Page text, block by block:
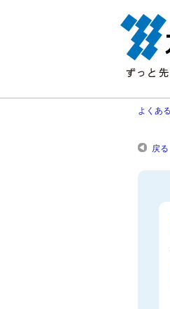
よくあ
戻る